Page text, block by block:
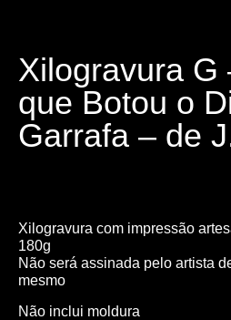
Xilogravura G
que Botou o
Garrafa – de
Xilogravura com impressão
180g
Não será assinada pelo artista
mesmo
Não inclui moldura